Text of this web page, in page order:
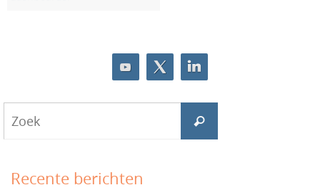
Zoek
Recente berichten